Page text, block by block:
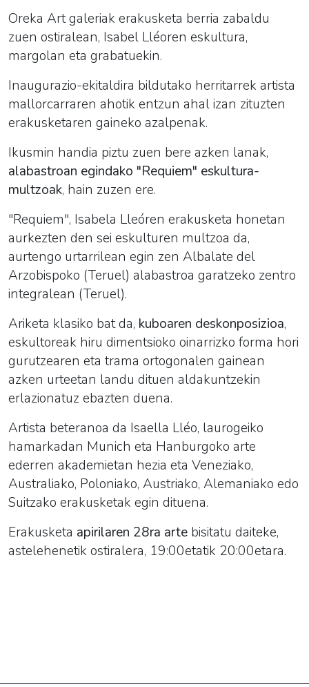
Oreka Art galeriak erakusketa berria zabaldu
zuen ostiralean, Isabel Lléoren eskultura,
margolan eta grabatuekin.
Inaugurazio-ekitaldira bildutako herritarrek artista
mallorcarraren ahotik entzun ahal izan zituzten
erakusketaren gaineko azalpenak.
Ikusmin handia piztu zuen bere azken lanak,
alabastroan egindako "Requiem" eskultura-
multzoak, hain zuzen ere.
"Requiem", Isabela Lleóren erakusketa honetan
aurkezten den sei eskulturen multzoa da,
aurtengo urtarrilean egin zen Albalate del
Arzobispoko (Teruel) alabastroa garatzeko zentro
integralean (Teruel).
Ariketa klasiko bat da, kuboaren deskonposizioa,
eskultoreak hiru dimentsioko oinarrizko forma hori
gurutzearen eta trama ortogonalen gainean
azken urteetan landu dituen aldakuntzekin
erlazionatuz ebazten duena.
Artista beteranoa da Isaella Lléo, laurogeiko
hamarkadan Munich eta Hanburgoko arte
ederren akademietan hezia eta Veneziako,
Australiako, Poloniako, Austriako, Alemaniako edo
Suitzako erakusketak egin dituena.
Erakusketa apirilaren 28ra arte bisitatu daiteke,
astelehenetik ostiralera, 19:00etatik 20:00etara.